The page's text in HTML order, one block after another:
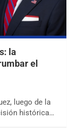
la
el
luego de la
histórica…